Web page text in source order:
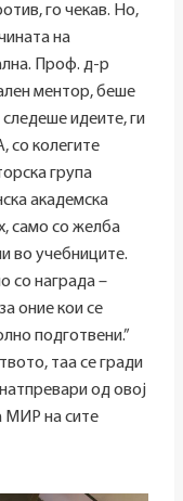
го чекав. Но,
на
Проф. д-р
ментор, беше
следеше идеите, ги
со колегите
група
академска
само со желба
во учебниците.
со награда –
оние кои се
подготвени.”
таа се гради
од овој
МИР на сите